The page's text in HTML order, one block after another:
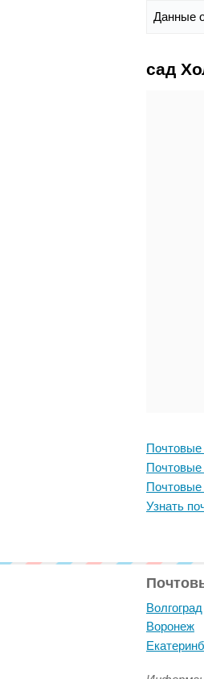
Данные
сад
Почтовые
Почтовые
Узнать
Волгоград
Воронеж